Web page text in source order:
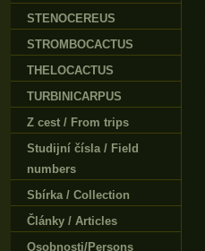
STENOCEREUS
STROMBOCACTUS
THELOCACTUS
TURBINICARPUS
Z cest / From trips
Studijní čísla / Field
numbers
Sbírka / Collection
Články / Articles
Osobnosti/Persons